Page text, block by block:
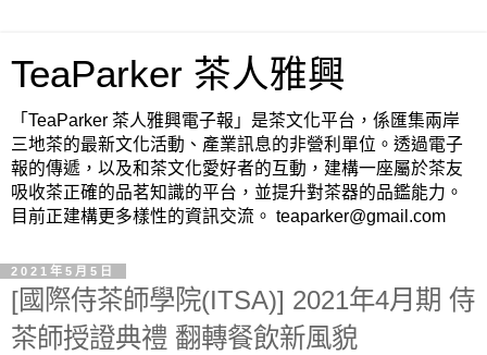
TeaParker 茶人雅興
「TeaParker 茶人雅興電子報」是茶文化平台，係匯集兩岸
三地茶的最新文化活動、產業訊息的非營利單位。透過電子
報的傳遞，以及和茶文化愛好者的互動，建構一座屬於茶友
吸收茶正確的品茗知識的平台，並提升對茶器的品鑑能力。
目前正建構更多樣性的資訊交流。 teaparker@gmail.com
2021年5月5日
[國際侍茶師學院(ITSA)] 2021年4月期 侍
茶師授證典禮 翻轉餐飲新風貌